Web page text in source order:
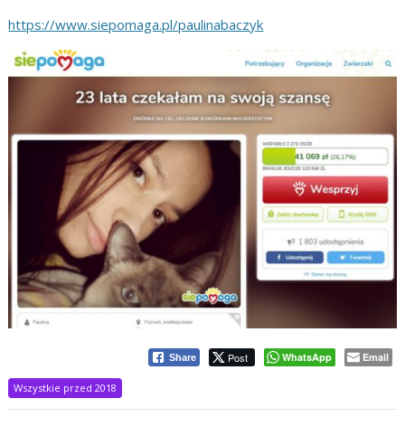
https://www.siepomaga.pl/paulinabaczyk
Share Post WhatsApp Email
Wszystkie przed 2018